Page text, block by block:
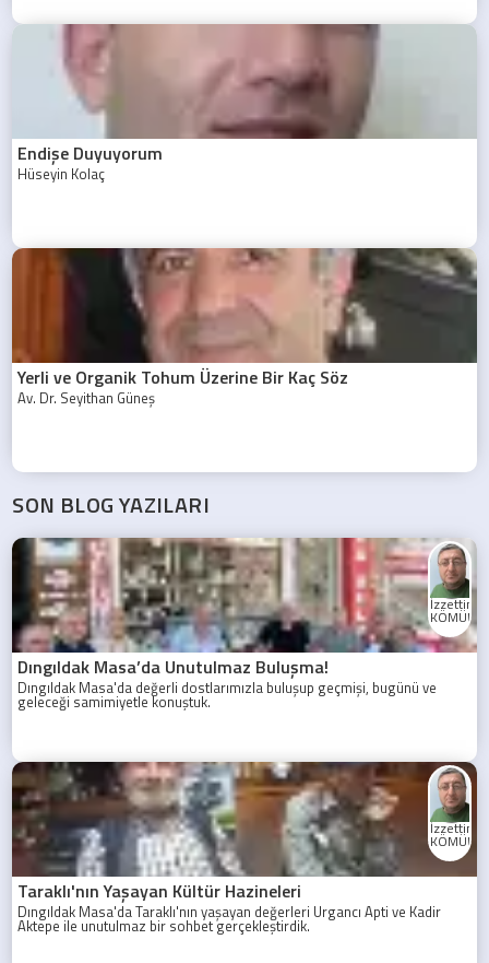
Endişe Duyuyorum
Hüseyin Kolaç
Yerli ve Organik Tohum Üzerine Bir Kaç Söz
Av. Dr. Seyithan Güneş
SON BLOG YAZILARI
Dıngıldak Masa’da Unutulmaz Buluşma!
Dıngıldak Masa'da değerli dostlarımızla buluşup geçmişi, bugünü ve
geleceği samimiyetle konuştuk.
İzzettin
Taraklı'nın Yaşayan Kültür Hazineleri
Dıngıldak Masa'da Taraklı'nın yaşayan değerleri Urgancı Apti ve Kadir
Aktepe ile unutulmaz bir sohbet gerçekleştirdik.
İzzettin